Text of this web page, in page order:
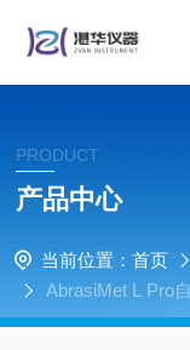
PRODUCT
产品中心
当前位置： 首页
AbrasiMet L Pro